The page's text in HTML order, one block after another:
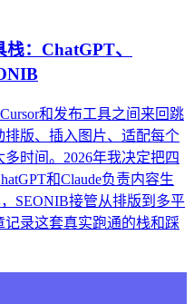
：ChatGPT、
和发布工具之间来回跳
版、插入图片、适配每个
时间。2026年我决定把四
和Claude负责内容生
SEONIB接管从排版到多平
录这套真实跑通的栈和踩